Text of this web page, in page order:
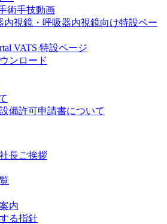
術手技動画
内視鏡・呼吸器内視鏡向け特設ペー
VATS 特設ページ
ンロード
備許可申請書について
長ご挨拶
内
る指針